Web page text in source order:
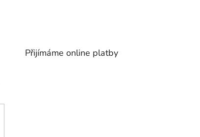
Přijímáme online platby